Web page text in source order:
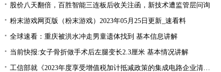
股价八天翻倍，百胜智能三连板后收关注函，新技术遭监管层问询
粉末游戏网页版（粉末游戏）2023年05月25日更新_速看料
全球速看：重庆被洪水冲走男童遗体找到 基本信息讲解
当前快报:女子骨折做手术后左腿变长2.3厘米 基本情况讲解
工信部就《2023年度享受增值税加计抵减政策的集成电路企业清单制定工作有关要求》征求意见